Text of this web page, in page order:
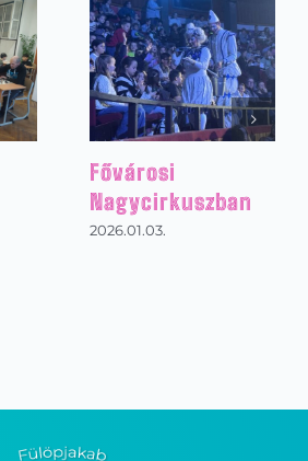
Suliban alvós buli
2026.01.30.